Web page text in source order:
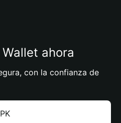
ahora
con la confianza de